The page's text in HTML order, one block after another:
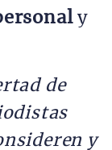
y
de
y